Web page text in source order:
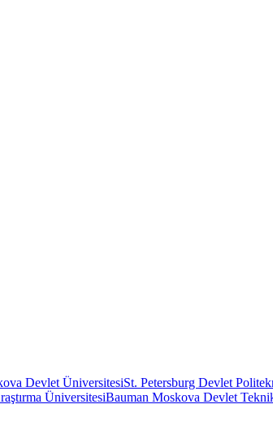
Devlet ÜniversitesiSt. Petersburg Devlet
ÜniversitesiBauman Moskova Devlet